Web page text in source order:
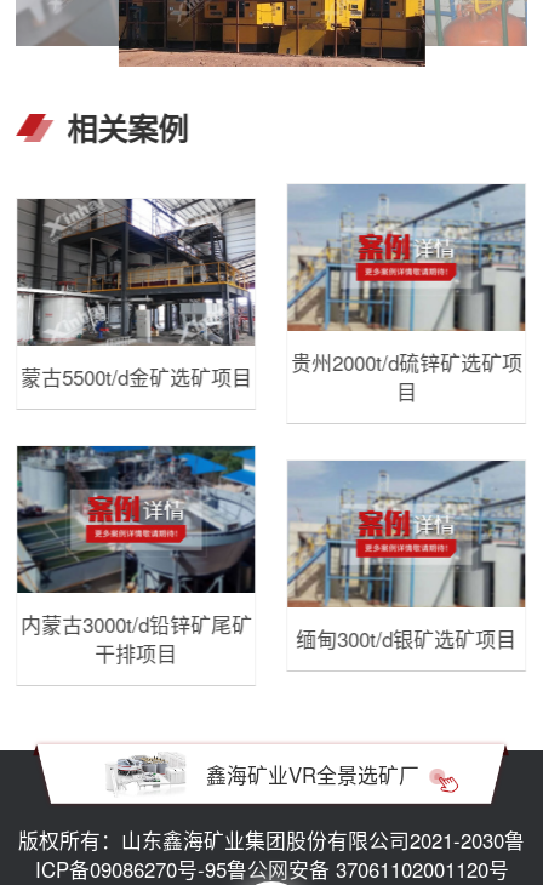
相关案例
蒙古5500t/d金矿选矿项目
贵州2000t/d硫锌矿选矿项
目
内蒙古3000t/d铅锌矿尾矿
干排项目
缅甸300t/d银矿选矿项目
鑫海矿业VR全景选矿厂
版权所有：山东鑫海矿业集团股份有限公司2021-2030鲁
ICP备09086270号-95鲁公网安备 37061102001120号